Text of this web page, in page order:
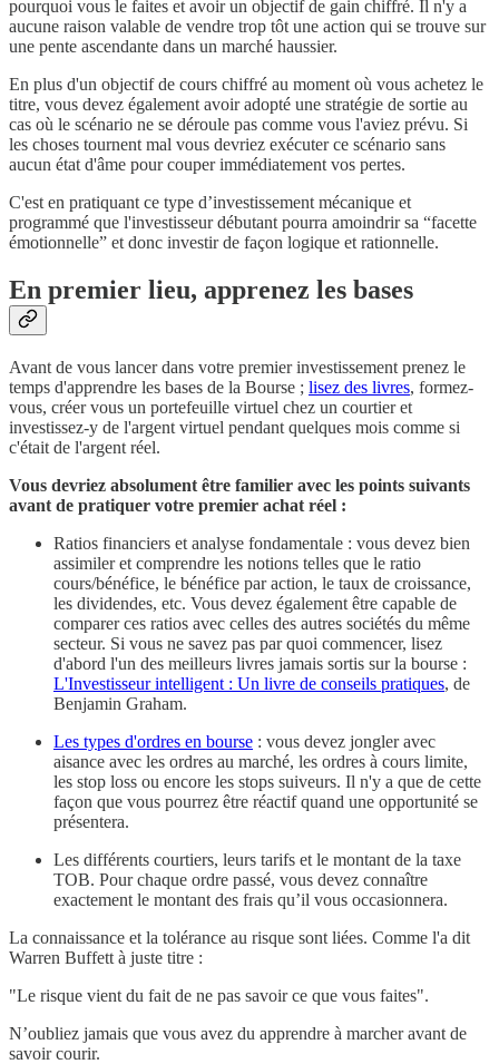
pourquoi vous le faites et avoir un objectif de gain chiffré. Il n'y a
aucune raison valable de vendre trop tôt une action qui se trouve sur
une pente ascendante dans un marché haussier.
En plus d'un objectif de cours chiffré au moment où vous achetez le
titre, vous devez également avoir adopté une stratégie de sortie au
cas où le scénario ne se déroule pas comme vous l'aviez prévu. Si
les choses tournent mal vous devriez exécuter ce scénario sans
aucun état d'âme pour couper immédiatement vos pertes.
C'est en pratiquant ce type d’investissement mécanique et
programmé que l'investisseur débutant pourra amoindrir sa “facette
émotionnelle” et donc investir de façon logique et rationnelle.
En premier lieu, apprenez les bases
Avant de vous lancer dans votre premier investissement prenez le
temps d'apprendre les bases de la Bourse ; lisez des livres, formez-
vous, créer vous un portefeuille virtuel chez un courtier et
investissez-y de l'argent virtuel pendant quelques mois comme si
c'était de l'argent réel.
Vous devriez absolument être familier avec les points suivants
avant de pratiquer votre premier achat réel :
Ratios financiers et analyse fondamentale : vous devez bien
assimiler et comprendre les notions telles que le ratio
cours/bénéfice, le bénéfice par action, le taux de croissance,
les dividendes, etc. Vous devez également être capable de
comparer ces ratios avec celles des autres sociétés du même
secteur. Si vous ne savez pas par quoi commencer, lisez
d'abord l'un des meilleurs livres jamais sortis sur la bourse :
L'Investisseur intelligent : Un livre de conseils pratiques, de
Benjamin Graham.
Les types d'ordres en bourse : vous devez jongler avec
aisance avec les ordres au marché, les ordres à cours limite,
les stop loss ou encore les stops suiveurs. Il n'y a que de cette
façon que vous pourrez être réactif quand une opportunité se
présentera.
Les différents courtiers, leurs tarifs et le montant de la taxe
TOB. Pour chaque ordre passé, vous devez connaître
exactement le montant des frais qu’il vous occasionnera.
La connaissance et la tolérance au risque sont liées. Comme l'a dit
Warren Buffett à juste titre :
"Le risque vient du fait de ne pas savoir ce que vous faites".
N’oubliez jamais que vous avez du apprendre à marcher avant de
savoir courir.